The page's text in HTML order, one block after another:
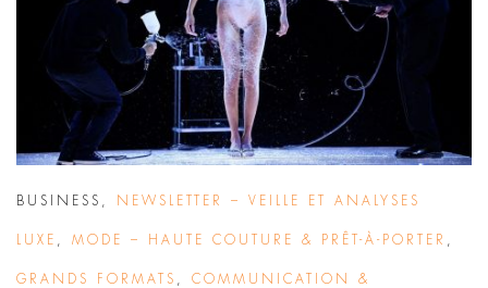
BUSINESS , NEWSLETTER – VEILLE ET ANALYSES
LUXE , MODE – HAUTE COUTURE & PRÊT-À-PORTER ,
GRANDS FORMATS , COMMUNICATION &